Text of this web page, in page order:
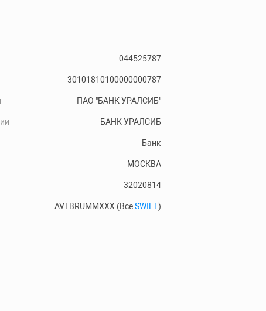
044525787
30101810100000000787
ПАО "БАНК УРАЛСИБ"
БАНК УРАЛСИБ
Банк
МОСКВА
32020814
AVTBRUMMXXX (ВсеSWIFT)